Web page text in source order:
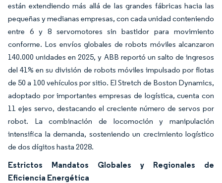
están extendiendo más allá de las grandes fábricas hacia las
pequeñas y medianas empresas, con cada unidad conteniendo
entre 6 y 8 servomotores sin bastidor para movimiento
conforme. Los envíos globales de robots móviles alcanzaron
140.000 unidades en 2025, y ABB reportó un salto de ingresos
del 41% en su división de robots móviles impulsado por flotas
de 50 a 100 vehículos por sitio. El Stretch de Boston Dynamics,
adoptado por importantes empresas de logística, cuenta con
11 ejes servo, destacando el creciente número de servos por
robot. La combinación de locomoción y manipulación
intensifica la demanda, sosteniendo un crecimiento logístico
de dos dígitos hasta 2028.
Estrictos Mandatos Globales y Regionales de
Eficiencia Energética